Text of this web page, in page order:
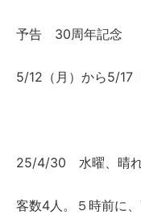
予告 30周年記念
5/12（月）から5/17
25/4/30 水曜、晴れ
客数4人。５時前に